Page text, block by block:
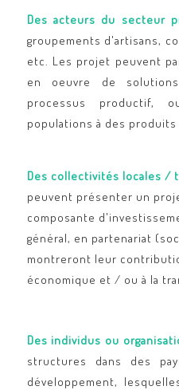
Des acteurs du secteur
groupements d'artisans,
etc. Les projet peuvent
en oeuvre de
processus productif,
populations à des
Des collectivités locales /
peuvent présenter un
composante
général, en partenariat
montreront leur
économique et / ou à la
Des individus ou
structures dans des
développement,